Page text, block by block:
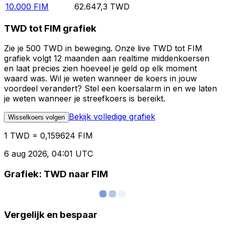
10.000 FIM 62.647,3 TWD
TWD tot FIM grafiek
Zie je 500 TWD in beweging. Onze live TWD tot FIM
grafiek volgt 12 maanden aan realtime middenkoersen
en laat precies zien hoeveel je geld op elk moment
waard was. Wil je weten wanneer de koers in jouw
voordeel verandert? Stel een koersalarm in en we laten
je weten wanneer je streefkoers is bereikt.
Wisselkoers volgen Bekijk volledige grafiek
1 TWD = 0,159624 FIM
6 aug 2026, 04:01 UTC
Grafiek: TWD naar FIM
Vergelijk en bespaar